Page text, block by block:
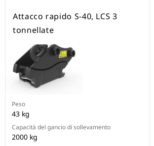
Attacco rapido S-40, LCS 3
tonnellate
Peso
43 kg
Capacità del gancio di sollevamento
2000 kg